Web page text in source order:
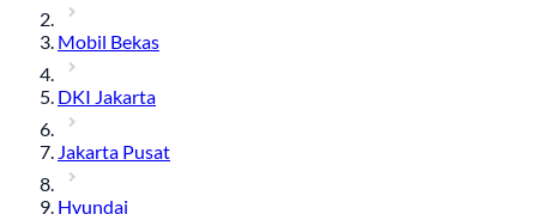
Mobil Bekas
DKI Jakarta
Jakarta Pusat
Hyundai